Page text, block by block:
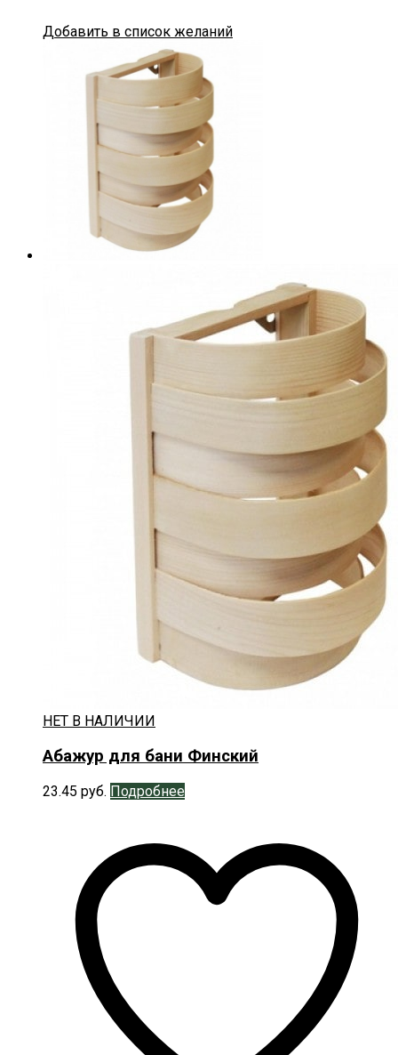
Добавить в список желаний
НЕТ В НАЛИЧИИ
Абажур для бани Финский
23.45 руб. Подробнее